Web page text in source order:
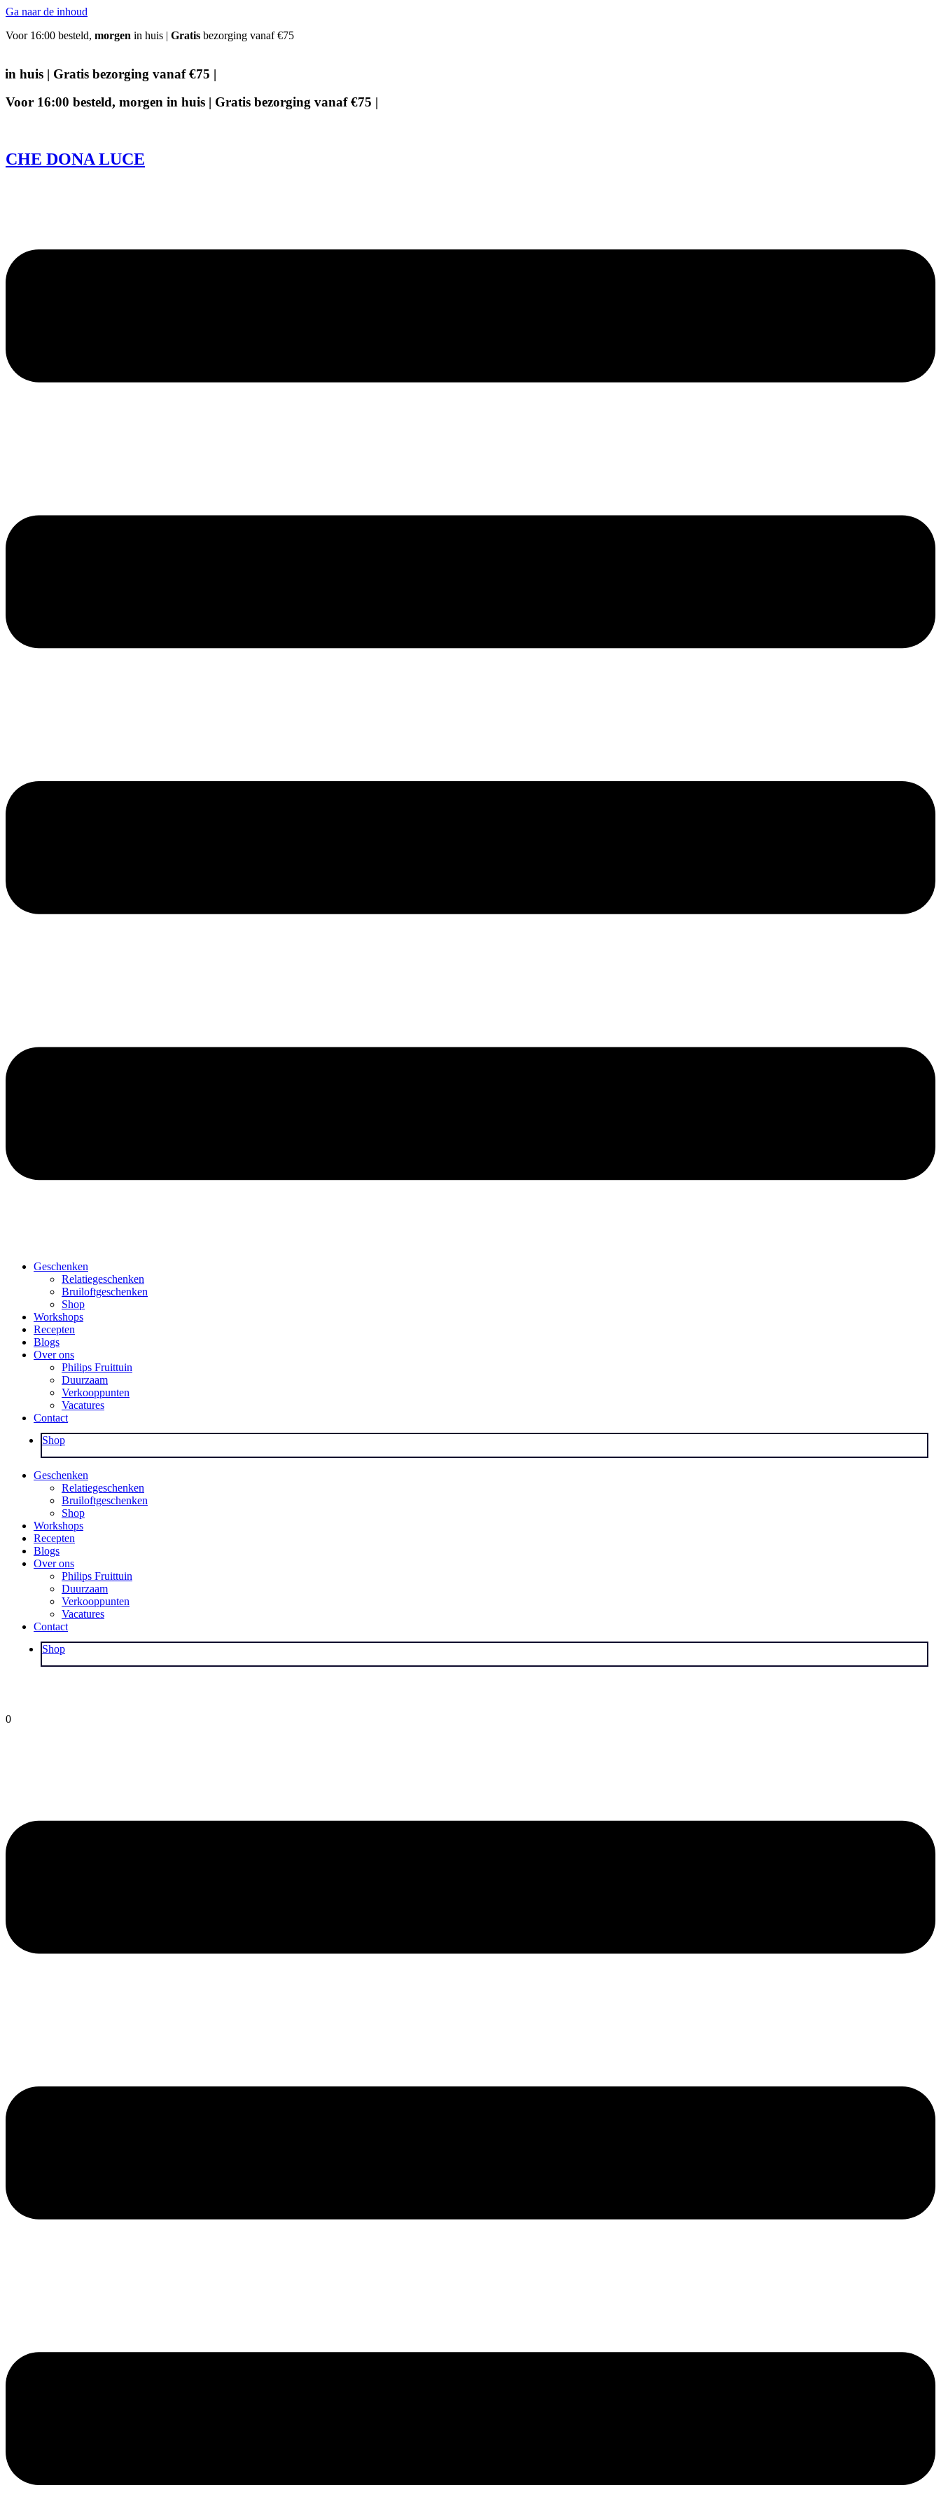
Ga naar de inhoud
Voor 16:00 besteld, morgen in huis | Gratis bezorging vanaf €75
|Gratisbezorging vanaf €75 |
Voor 16:00 besteld, morgen in huis | Gratis bezorging vanaf €75 |
CHE DONA LUCE
Geschenken
Relatiegeschenken
Bruiloftgeschenken
Shop
Workshops
Recepten
Blogs
Over ons
Philips Fruittuin
Duurzaam
Verkooppunten
Vacatures
Contact
Shop
Geschenken
Relatiegeschenken
Bruiloftgeschenken
Shop
Workshops
Recepten
Blogs
Over ons
Philips Fruittuin
Duurzaam
Verkooppunten
Vacatures
Contact
Shop
0